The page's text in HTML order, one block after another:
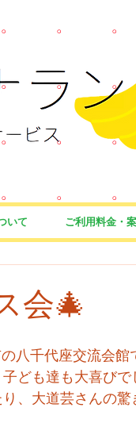
いて ご利用料金・
会🎄
八千代座交流会
ども達も大喜び
、大道芸さんの